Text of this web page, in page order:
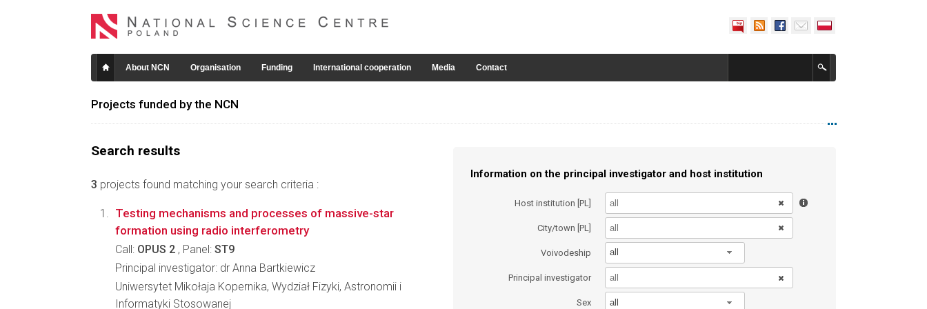
About NCN Organisation Funding International cooperation Media Contact
Projects funded by the NCN
Search results
3 projects found matching your search criteria :
Information on the principal investigator and host institution
Host institution [PL]
City/town [PL]
Voivodeship all
Principal investigator
Sex all
Testing mechanisms and processes of massive-star
formation using radio interferometry
Call: OPUS 2 , Panel: ST9
Principal investigator: dr Anna Bartkiewicz
Uniwersytet Mikołaja Kopernika, Wydział Fizyki, Astronomii i
Informatyki Stosowanej